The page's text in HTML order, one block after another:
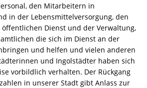
den Mitarbeitern in
in der Lebensmittelversorgung, den
Dienst und der Verwaltung,
die sich im Dienst an der
und helfen und vielen anderen
und Ingolstädter haben sich
vorbildlich verhalten. Der Rückgang
in unserer Stadt gibt Anlass zur